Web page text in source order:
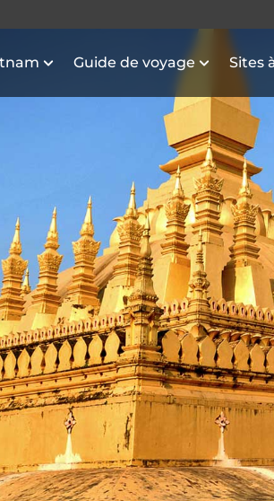
Guide de voyage Sites